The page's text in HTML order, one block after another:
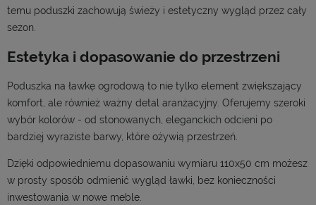
temu poduszki zachowują świeży i estetyczny wygląd przez cały
sezon.
Estetyka i dopasowanie do przestrzeni
Poduszka na ławkę ogrodową to nie tylko element zwiększający
komfort, ale również ważny detal aranżacyjny. Oferujemy szeroki
wybór kolorów - od stonowanych, eleganckich odcieni po
bardziej wyraziste barwy, które ożywią przestrzeń.
Dzięki odpowiedniemu dopasowaniu wymiaru 110x50 cm możesz
w prosty sposób odmienić wygląd ławki, bez konieczności
inwestowania w nowe meble.